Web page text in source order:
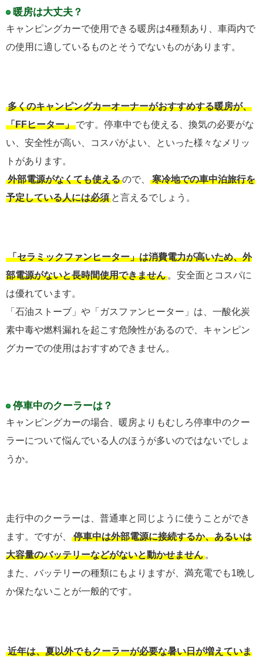
暖房は大丈夫？
キャンピングカーで使用できる暖房は4種類あり、車両内で
の使用に適しているものとそうでないものがあります。
多くのキャンピングカーオーナーがおすすめする暖房が、
「FFヒーター」 です。停車中でも使える、換気の必要がな
い、安全性が高い、コスパがよい、といった様々なメリッ
トがあります。
外部電源がなくても使えるので、
寒冷地での車中泊旅行を
予定している人には必須 と言えるでしょう。
「セラミックファンヒーター」は消費電力が高いため、外
部電源がないと長時間使用できません 。安全面とコスパに
は優れています。
「石油ストーブ」や「ガスファンヒーター」は、一酸化炭
素中毒や燃料漏れを起こす危険性があるので、キャンピン
グカーでの使用はおすすめできません。
停車中のクーラーは？
キャンピングカーの場合、暖房よりもむしろ停車中のクー
ラーについて悩んでいる人のほうが多いのではないでしょ
うか。
走行中のクーラーは、普通車と同じように使うことができ
ます。ですが、
停車中は外部電源に接続するか、あるいは
大容量のバッテリーなどがないと動かせません 。
また、バッテリーの種類にもよりますが、満充電でも1晩し
か保たないことが一般的です。
近年は、夏以外でもクーラーが必要な暑い日が増えていま